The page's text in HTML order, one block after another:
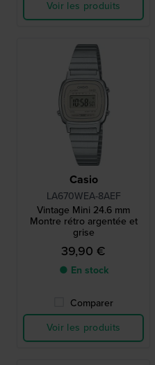
Voir les produits
Casio
LA670WEA-8AEF
Vintage Mini 24.6 mm
Montre rétro argentée et
grise
39,90 €
● En stock
Comparer
Voir les produits